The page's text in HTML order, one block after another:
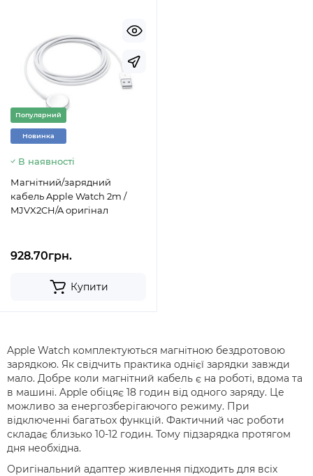
Популярний
Новинка
В наявності
Магнітний/зарядний
кабель Apple Watch 2m /
MJVX2CH/A оригінал
928.70грн.
Купити
Apple Watch комплектуються магнітною бездротовою
зарядкою. Як свідчить практика однієї зарядки завжди
мало. Добре коли магнітний кабель є на роботі, вдома та
в машині. Apple обіцяє 18 годин від одного заряду. Це
можливо за енергозберігаючого режиму. При
відключенні багатьох функцій. Фактичний час роботи
складає близько 10-12 годин. Тому підзарядка протягом
дня необхідна.
Оригінальний адаптер живлення підходить для всіх